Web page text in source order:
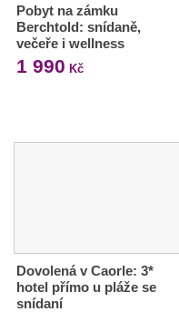
Pobyt na zámku
Berchtold: snídaně,
večeře i wellness
1 990 Kč
Dovolená v Caorle: 3*
hotel přímo u pláže se
snídaní